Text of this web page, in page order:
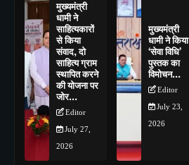
मुख्यमंत्री
धामी ने
साहित्यकारों
से किया
संवाद, दो
साहित्य ग्राम
स्थापित करने
की योजना पर
जोर…
Editor
July 27,
2026
मुख्यमंत्री
धामी ने किया
‘सेवा विधि’
पुस्तक का
विमोचन…
Editor
July 23,
2026